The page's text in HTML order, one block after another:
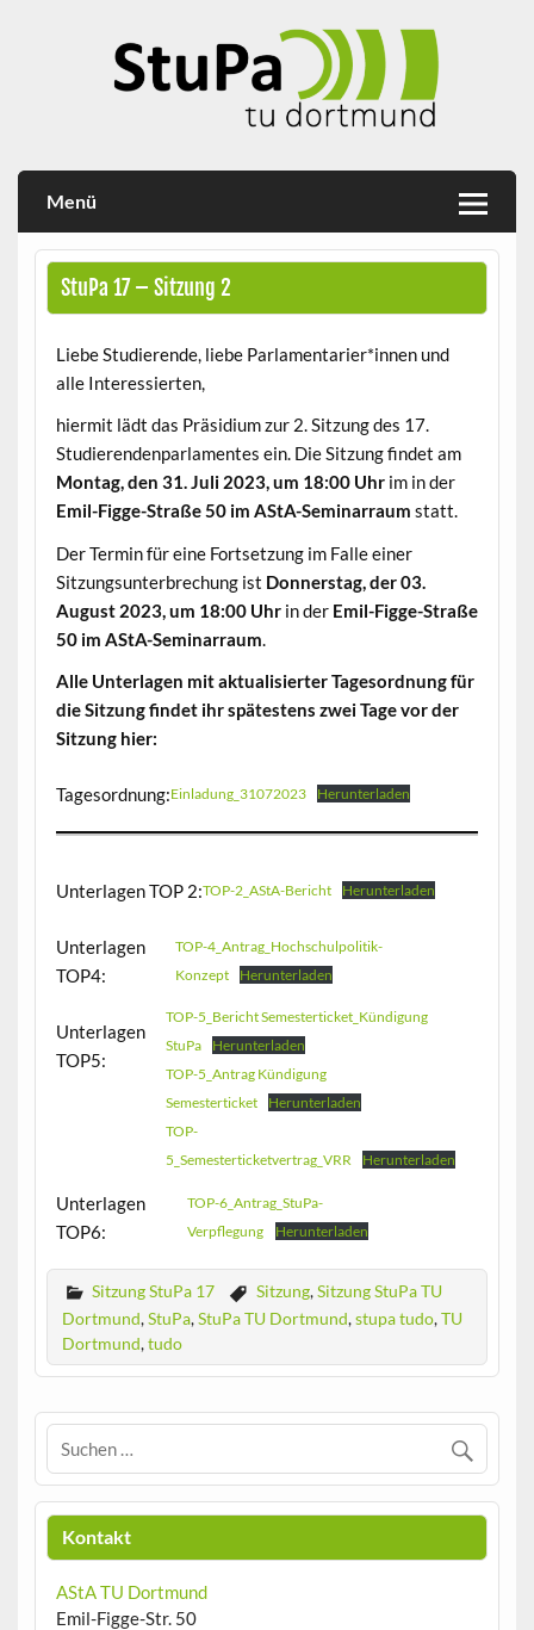
Menü
StuPa 17 – Sitzung 2
Liebe Studierende, liebe Parlamentarier*innen und
alle Interessierten,
hiermit lädt das Präsidium zur 2. Sitzung des 17.
Studierendenparlamentes ein. Die Sitzung findet am
Montag, den 31. Juli 2023, um 18:00 Uhrim in der
Emil-Figge-Straße 50 im AStA-Seminarraum statt.
Der Termin für eine Fortsetzung im Falle einer
Sitzungsunterbrechung ist Donnerstag, der 03.
August 2023, um 18:00 Uhr in der Emil-Figge-Straße
50 im AStA-Seminarraum.
Alle Unterlagen mit aktualisierter Tagesordnung für
die Sitzung findet ihr spätestens zwei Tage vor der
Sitzung hier:
Tagesordnung:Einladung_31072023 Herunterladen
Unterlagen TOP 2:TOP-2_AStA-Bericht Herunterladen
Unterlagen
TOP4:
TOP-4_Antrag_Hochschulpolitik-
Konzept
Herunterladen
Unterlagen
TOP5:
TOP-5_Bericht Semesterticket_Kündigung
StuPa
Herunterladen
TOP-5_Antrag Kündigung
Semesterticket
Herunterladen
TOP-
5_Semesterticketvertrag_VRR
Herunterladen
Unterlagen
TOP6:
TOP-6_Antrag_StuPa-
Verpflegung
Herunterladen
Sitzung StuPa 17 Sitzung,Sitzung StuPa TU
Dortmund,StuPa,StuPa TU Dortmund,stupa tudo,TU
Dortmund,tudo
Kontakt
AStA TU Dortmund
Emil-Figge-Str. 50